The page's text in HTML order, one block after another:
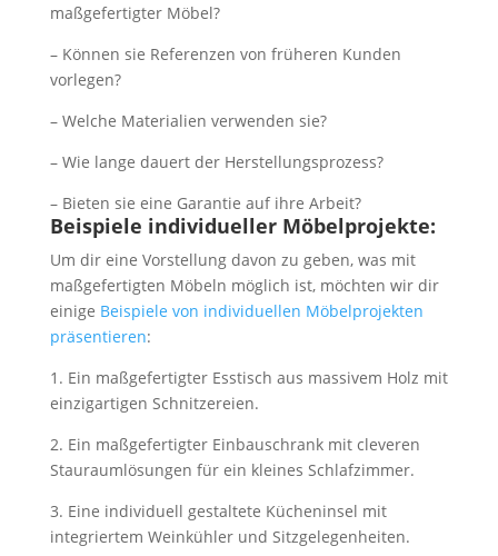
maßgefertigter Möbel?
– Können sie Referenzen von früheren Kunden
vorlegen?
– Welche Materialien verwenden sie?
– Wie lange dauert der Herstellungsprozess?
– Bieten sie eine Garantie auf ihre Arbeit?
Beispiele individueller Möbelprojekte:
Um dir eine Vorstellung davon zu geben, was mit
maßgefertigten Möbeln möglich ist, möchten wir dir
einige Beispiele von individuellen Möbelprojekten
präsentieren:
1. Ein maßgefertigter Esstisch aus massivem Holz mit
einzigartigen Schnitzereien.
2. Ein maßgefertigter Einbauschrank mit cleveren
Stauraumlösungen für ein kleines Schlafzimmer.
3. Eine individuell gestaltete Kücheninsel mit
integriertem Weinkühler und Sitzgelegenheiten.